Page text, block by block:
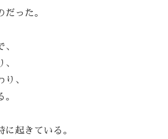
った。
、
起きている。